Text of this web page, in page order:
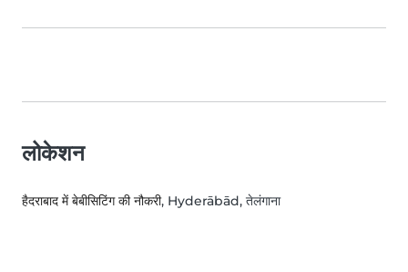
लोकेशन
हैदराबाद में बेबीसिटिंग की नौकरी, Hyderābād, तेलंगाना